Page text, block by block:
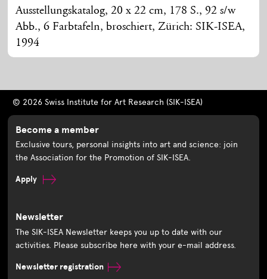
Ausstellungskatalog, 20 x 22 cm, 178 S., 92 s/w
Abb., 6 Farbtafeln, broschiert, Zürich: SIK-ISEA,
1994
© 2026 Swiss Institute for Art Research (SIK-ISEA)
Become a member
Exclusive tours, personal insights into art and science: join
the Association for the Promotion of SIK-ISEA.
Apply
Newsletter
The SIK-ISEA Newsletter keeps you up to date with our
activities. Please subscribe here with your e-mail address.
Newsletter registration